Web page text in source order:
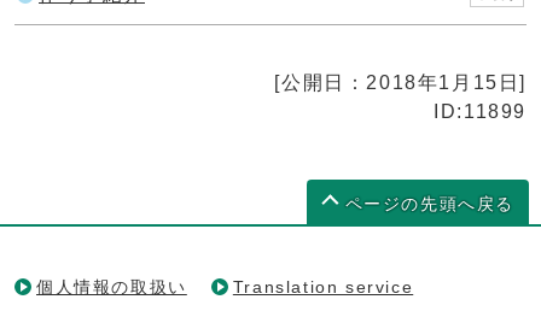
[公開日：2018年1月15日]
ID:11899
ページの先頭へ戻る
個人情報の取扱い Translation service